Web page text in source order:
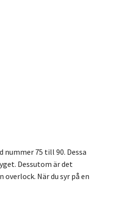
75 till 90. Dessa
Dessutom är det
När du syr på en